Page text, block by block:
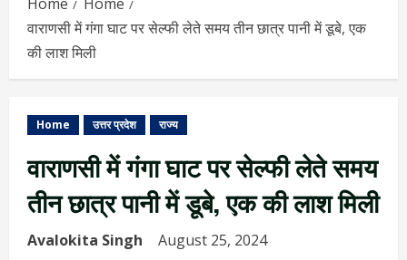
वाराणसी में गंगा घाट पर सेल्फी लेते समय तीन छात्र पानी में डूबे, एक
की लाश मिली
Home उत्तर प्रदेश राज्य
वाराणसी में गंगा घाट पर सेल्फी लेते समय
तीन छात्र पानी में डूबे, एक की लाश मिली
Avalokita Singh August 25, 2024